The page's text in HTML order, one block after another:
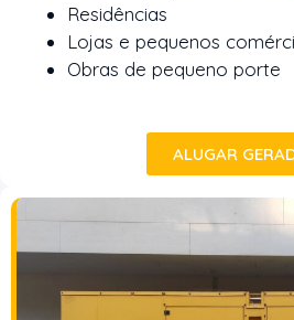
Residências
Lojas e pequenos
Obras de pequeno porte
ALUGAR